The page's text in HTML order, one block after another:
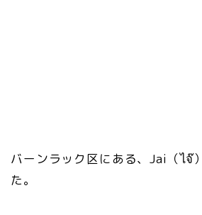
バーンラック区にある、Jai（ไจ๊
た。